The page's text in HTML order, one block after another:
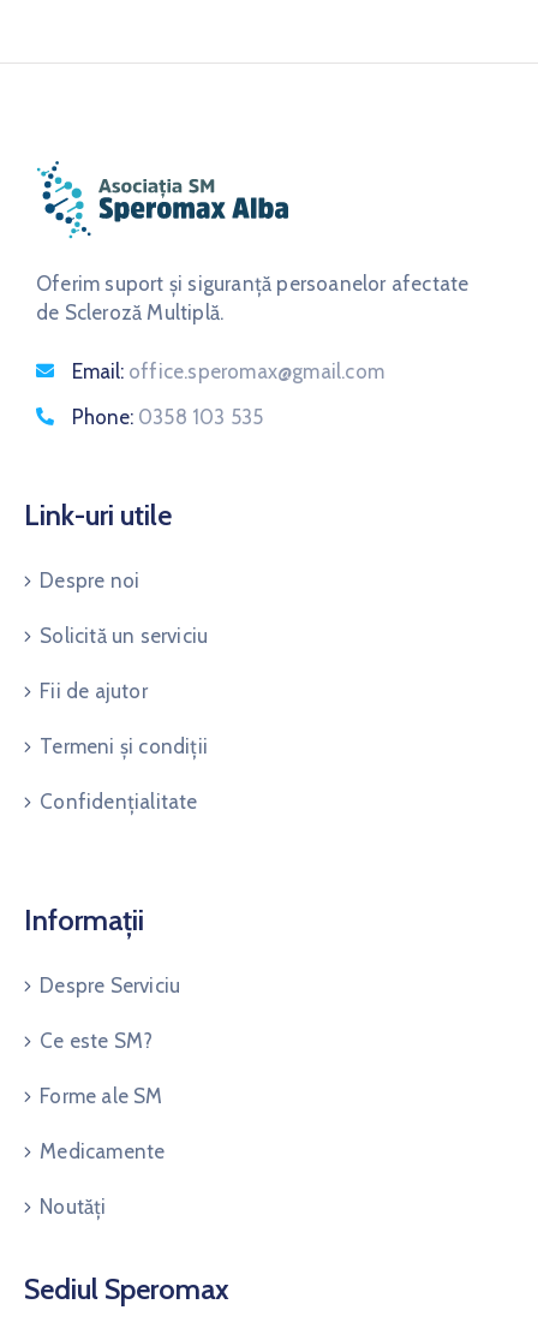
Oferim suport și siguranță persoanelor afectate
de Scleroză Multiplă.
Email: office.speromax@gmail.com
Phone: 0358 103 535
Link-uri utile
Despre noi
Solicită un serviciu
Fii de ajutor
Termeni și condiții
Confidențialitate
Informații
Despre Serviciu
Ce este SM?
Forme ale SM
Medicamente
Noutăți
Sediul Speromax